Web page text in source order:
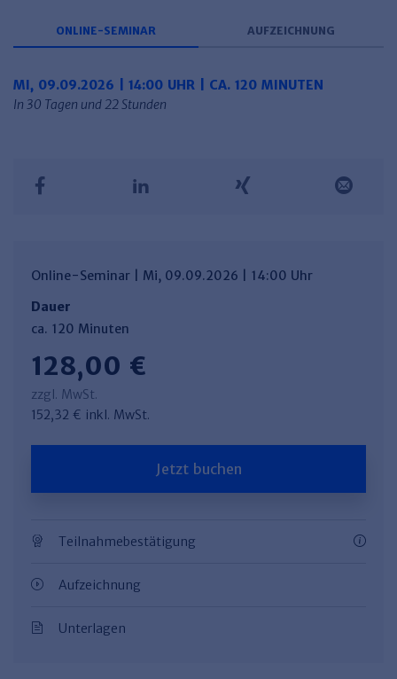
ONLINE-SEMINAR AUFZEICHNUNG
MI, 09.09.2026 | 14:00 UHR | CA. 120 MINUTEN
In 30 Tagen und 22 Stunden
Online-Seminar | Mi, 09.09.2026 | 14:00 Uhr
Dauer
ca. 120 Minuten
128,00 €
zzgl. MwSt.
152,32 € inkl. MwSt.
Jetzt buchen
Teilnahmebestätigung
Aufzeichnung
Unterlagen